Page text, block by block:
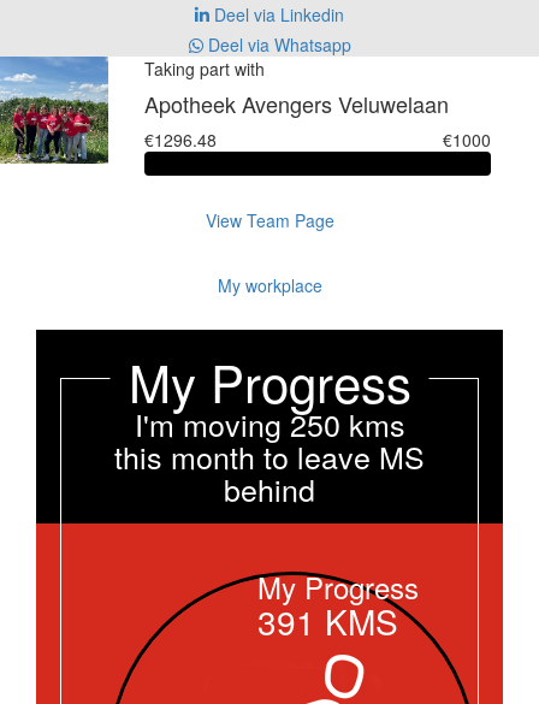
Deel via Linkedin
Deel via Whatsapp
Taking part with
Apotheek Avengers Veluwelaan
€1296.48 €1000
View Team Page
My workplace
My Progress
I'm moving 250 kms
this month to leave MS
behind
My Progress
391 KMS